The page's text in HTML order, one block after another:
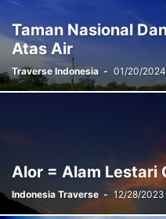
Taman Nasional
Atas Air
Traverse Indonesia - 01/20/2024
Alor = Alam Lestari
Indonesia Traverse - 12/28/2023